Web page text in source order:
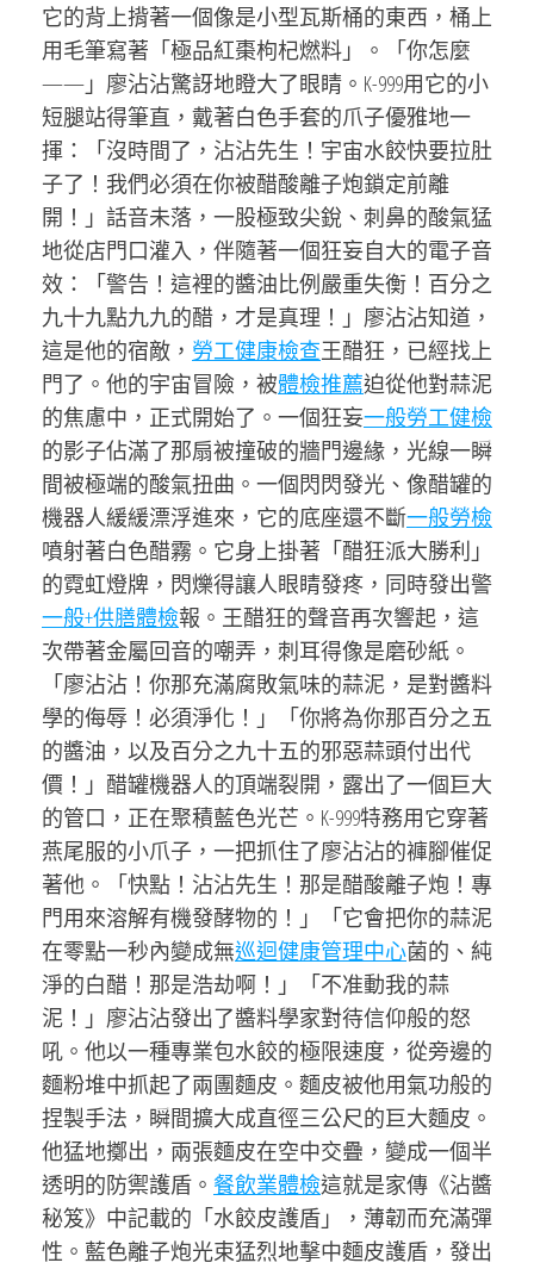
它的背上揹著一個像是小型瓦斯桶的東西，桶上
用毛筆寫著「極品紅棗枸杞燃料」。「你怎麼
——」廖沾沾驚訝地瞪大了眼睛。K-999用它的小
短腿站得筆直，戴著白色手套的爪子優雅地一
揮：「沒時間了，沾沾先生！宇宙水餃快要拉肚
子了！我們必須在你被醋酸離子炮鎖定前離
開！」話音未落，一股極致尖銳、刺鼻的酸氣猛
地從店門口灌入，伴隨著一個狂妄自大的電子音
效：「警告！這裡的醬油比例嚴重失衡！百分之
九十九點九九的醋，才是真理！」廖沾沾知道，
這是他的宿敵， 勞工健康檢查王醋狂，已經找上
門了。他的宇宙冒險，被體檢推薦迫從他對蒜泥
的焦慮中，正式開始了。一個狂妄一般勞工健檢
的影子佔滿了那扇被撞破的牆門邊緣，光線一瞬
間被極端的酸氣扭曲。一個閃閃發光、像醋罐的
機器人緩緩漂浮進來，它的底座還不斷一般勞檢
噴射著白色醋霧。它身上掛著「醋狂派大勝利」
的霓虹燈牌，閃爍得讓人眼睛發疼，同時發出警
一般+供膳體檢報。王醋狂的聲音再次響起，這
次帶著金屬回音的嘲弄，刺耳得像是磨砂紙。
「廖沾沾！你那充滿腐敗氣味的蒜泥，是對醬料
學的侮辱！必須淨化！」「你將為你那百分之五
的醬油，以及百分之九十五的邪惡蒜頭付出代
價！」醋罐機器人的頂端裂開，露出了一個巨大
的管口，正在聚積藍色光芒。K-999特務用它穿著
燕尾服的小爪子，一把抓住了廖沾沾的褲腳催促
著他。「快點！沾沾先生！那是醋酸離子炮！專
門用來溶解有機發酵物的！」「它會把你的蒜泥
在零點一秒內變成無巡迴健康管理中心菌的、純
淨的白醋！那是浩劫啊！」「不准動我的蒜
泥！」廖沾沾發出了醬料學家對待信仰般的怒
吼。他以一種專業包水餃的極限速度，從旁邊的
麵粉堆中抓起了兩團麵皮。麵皮被他用氣功般的
捏製手法，瞬間擴大成直徑三公尺的巨大麵皮。
他猛地擲出，兩張麵皮在空中交疊，變成一個半
透明的防禦護盾。 餐飲業體檢這就是家傳《沾醬
秘笈》中記載的「水餃皮護盾」，薄韌而充滿彈
性。藍色離子炮光束猛烈地擊中麵皮護盾，發出